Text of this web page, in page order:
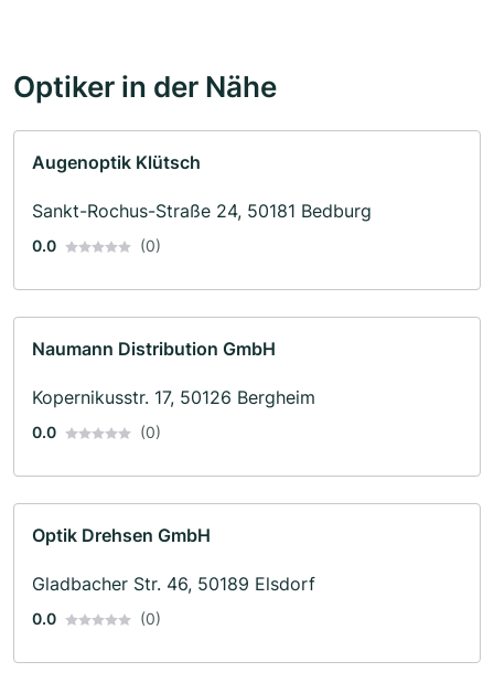
Optiker in der Nähe
Augenoptik Klütsch
Sankt-Rochus-Straße 24, 50181 Bedburg
0.0 (0)
Naumann Distribution GmbH
Kopernikusstr. 17, 50126 Bergheim
0.0 (0)
Optik Drehsen GmbH
Gladbacher Str. 46, 50189 Elsdorf
0.0 (0)